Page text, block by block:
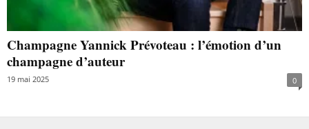
Champagne Yannick Prévoteau : l’émotion d’un
champagne d’auteur
19 mai 2025 0